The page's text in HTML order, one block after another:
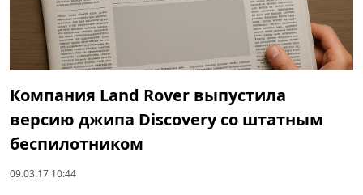
Компания Land Rover выпустила
версию джипа Discovery со штатным
беспилотником
09.03.17 10:44